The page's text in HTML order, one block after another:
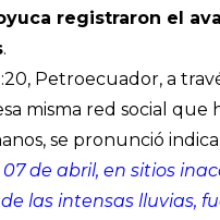
registraron el
.
Petroecuador, a
misma red social
se pronunció
de abril, en sitios
las intensas lluvias,